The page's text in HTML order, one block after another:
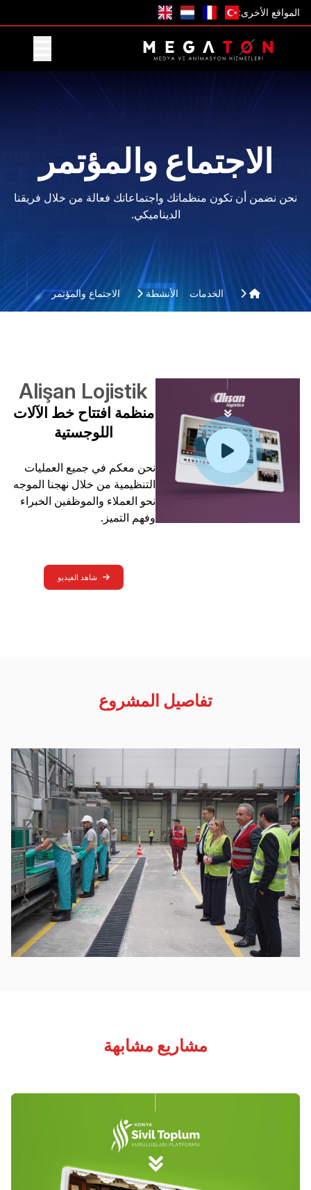
المواقع الأخرى:
احصل على عرض
الاجتماع والمؤتمر
نحن نضمن أن تكون منظماتك واجتماعاتك فعالة من خلال فريقنا
الديناميكي.
الخدمات الأنشطة الاجتماع والمؤتمر
Alişan Lojistik
منظمة افتتاح خط الآلات
اللوجستية
نحن معكم في جميع العمليات
التنظيمية من خلال نهجنا الموجه
نحو العملاء والموظفين الخبراء
وفهم التميز.
شاهد الفيديو
تفاصيل المشروع
مشاريع مشابهة